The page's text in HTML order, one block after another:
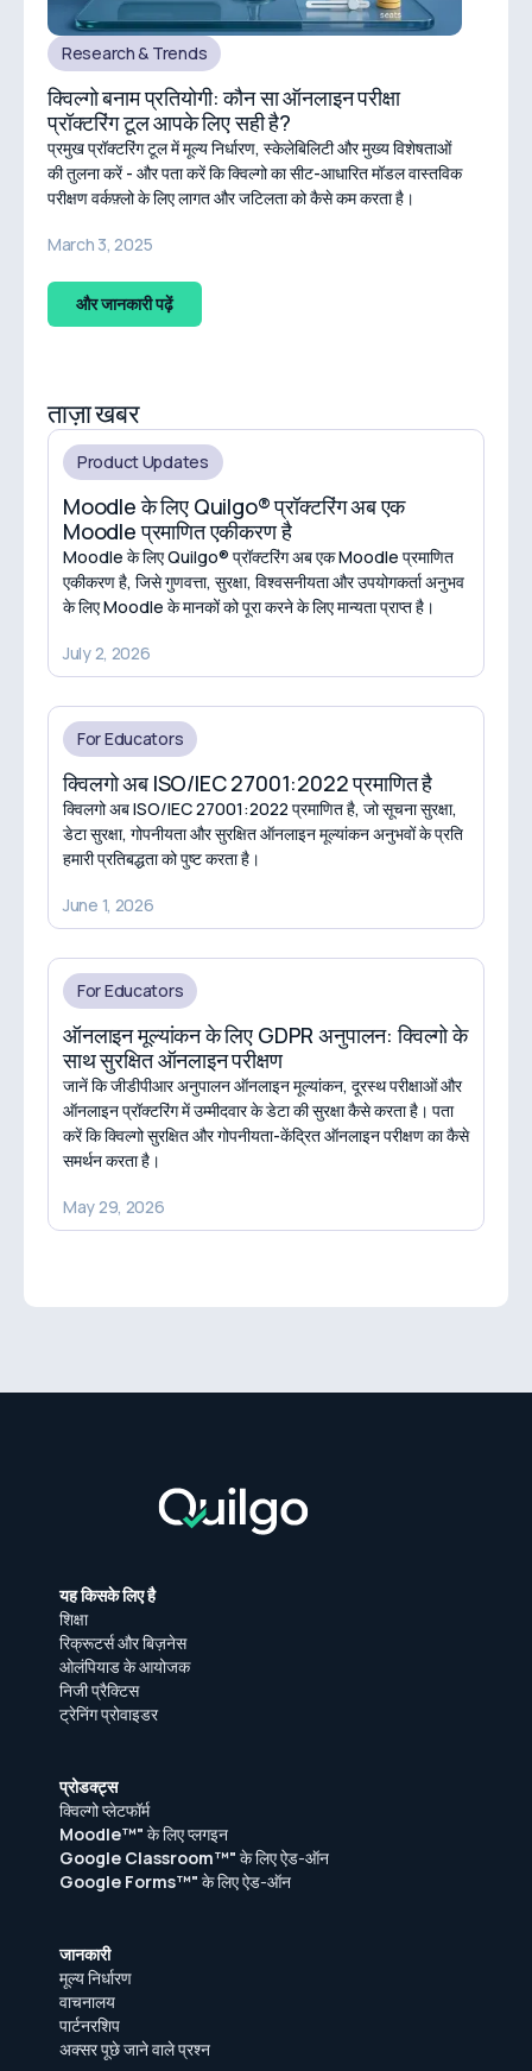
Research & Trends
क्विल्गो बनाम प्रतियोगी: कौन सा ऑनलाइन परीक्षा
प्रॉक्टरिंग टूल आपके लिए सही है?
प्रमुख प्रॉक्टरिंग टूल में मूल्य निर्धारण, स्केलेबिलिटी और मुख्य विशेषताओं
की तुलना करें - और पता करें कि क्विल्गो का सीट-आधारित मॉडल वास्तविक
परीक्षण वर्कफ़्लो के लिए लागत और जटिलता को कैसे कम करता है।
March 3, 2025
और जानकारी पढ़ें
ताज़ा खबर
Product Updates
Moodle के लिए Quilgo® प्रॉक्टरिंग अब एक
Moodle प्रमाणित एकीकरण है
Moodle के लिए Quilgo® प्रॉक्टरिंग अब एक Moodle प्रमाणित
एकीकरण है, जिसे गुणवत्ता, सुरक्षा, विश्वसनीयता और उपयोगकर्ता अनुभव
के लिए Moodle के मानकों को पूरा करने के लिए मान्यता प्राप्त है।
July 2, 2026
For Educators
क्विलगो अब ISO/IEC 27001:2022 प्रमाणित है
क्विलगो अब ISO/IEC 27001:2022 प्रमाणित है, जो सूचना सुरक्षा,
डेटा सुरक्षा, गोपनीयता और सुरक्षित ऑनलाइन मूल्यांकन अनुभवों के प्रति
हमारी प्रतिबद्धता को पुष्ट करता है।
June 1, 2026
For Educators
ऑनलाइन मूल्यांकन के लिए GDPR अनुपालन: क्विल्गो के
साथ सुरक्षित ऑनलाइन परीक्षण
जानें कि जीडीपीआर अनुपालन ऑनलाइन मूल्यांकन, दूरस्थ परीक्षाओं और
ऑनलाइन प्रॉक्टरिंग में उम्मीदवार के डेटा की सुरक्षा कैसे करता है। पता
करें कि क्विल्गो सुरक्षित और गोपनीयता-केंद्रित ऑनलाइन परीक्षण का कैसे
समर्थन करता है।
May 29, 2026
यह किसके लिए है
शिक्षा
रिक्रूटर्स और बिज़नेस
ओलंपियाड के आयोजक
निजी प्रैक्टिस
ट्रेनिंग प्रोवाइडर
प्रोडक्ट्स
क्विल्गो प्लेटफॉर्म
Moodle™" के लिए प्लगइन
Google Classroom™" के लिए ऐड-ऑन
Google Forms™" के लिए ऐड-ऑन
जानकारी
मूल्य निर्धारण
वाचनालय
पार्टनरशिप
अक्सर पूछे जाने वाले प्रश्न